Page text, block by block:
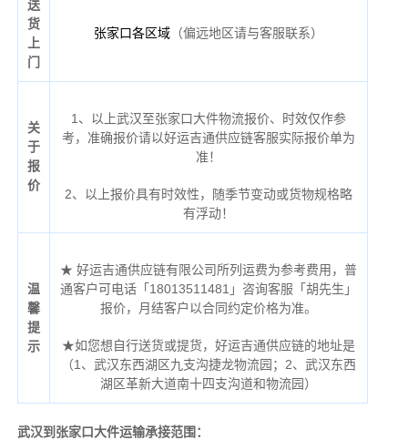
送
货
上
门
张家口各区域（偏远地区请与客服联系）
关
于
报
价
1、以上武汉至张家口大件物流报价、时效仅作参
考，准确报价请以好运吉通供应链客服实际报价单为
准！
2、以上报价具有时效性，随季节变动或货物规格略
有浮动！
温
馨
提
示
★ 好运吉通供应链有限公司所列运费为参考费用，普
通客户可电话「18013511481」咨询客服「胡先生」
报价，月结客户以合同约定价格为准。
★如您想自行送货或提货，好运吉通供应链的地址是
（1、武汉东西湖区九支沟捷龙物流园；2、武汉东西
湖区革新大道南十四支沟道和物流园）
武汉到张家口大件运输承接范围：